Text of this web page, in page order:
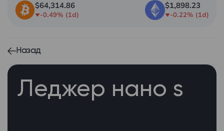
$64,314.86
-0.49% (1d)
$1,898.23
-0.22% (1d)
Леджер нано s
Назад